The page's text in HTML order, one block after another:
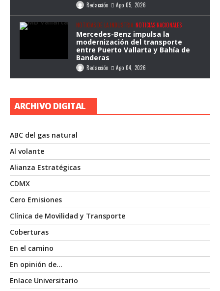
Redacción Ago 05, 2026
NOTICIAS DE LA INDUSTRIA NOTICIAS NACIONALES
Mercedes-Benz impulsa la
modernización del transporte
entre Puerto Vallarta y Bahía de
Banderas
Redacción Ago 04, 2026
ARCHIVO DIGITAL
ABC del gas natural
Al volante
Alianza Estratégicas
CDMX
Cero Emisiones
Clínica de Movilidad y Transporte
Coberturas
En el camino
En opinión de…
Enlace Universitario